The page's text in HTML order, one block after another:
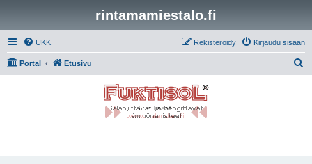
rintamamiestalo.fi
UKK Kirjaudu sisään
Rekisteröidy
Portal Etusivu